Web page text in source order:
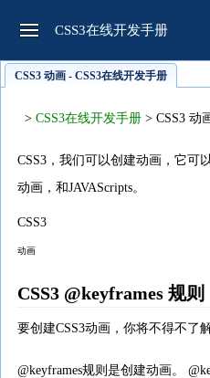
CSS3在线开发手册
CSS3 动画 - CSS3在线开发手册
> CSS3在线开发手册 > CSS3 动
CSS3，我们可以创建动画，它可
动画，和JAVAScripts。
CSS3
动画
CSS3 @keyframes 规则
要创建CSS3动画，你将不得不了解
@keyframes规则是创建动画。